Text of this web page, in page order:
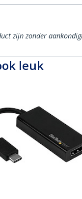
zijn zonder
leuk